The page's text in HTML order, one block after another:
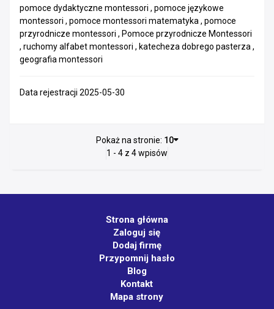
pomoce dydaktyczne montessori , pomoce językowe
montessori , pomoce montessori matematyka , pomoce
przyrodnicze montessori , Pomoce przyrodnicze Montessori
, ruchomy alfabet montessori , katecheza dobrego pasterza ,
geografia montessori
Data rejestracji 2025-05-30
Pokaż na stronie: 10
1 - 4 z 4 wpisów
Strona główna
Zaloguj się
Dodaj firmę
Przypomnij hasło
Blog
Kontakt
Mapa strony